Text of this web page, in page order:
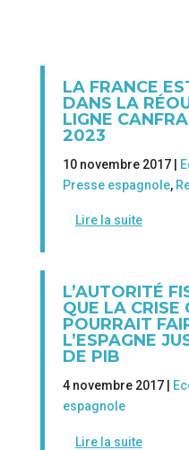
LA FRANCE
DANS LA
LIGNE
2023
10 novembre 2017 |
Presse espagnole,
Lire la suite
L’AUTORITÉ
QUE LA CRISE
POURRAIT
L’ESPAGNE
DE PIB
4 novembre 2017 |
espagnole
Lire la suite